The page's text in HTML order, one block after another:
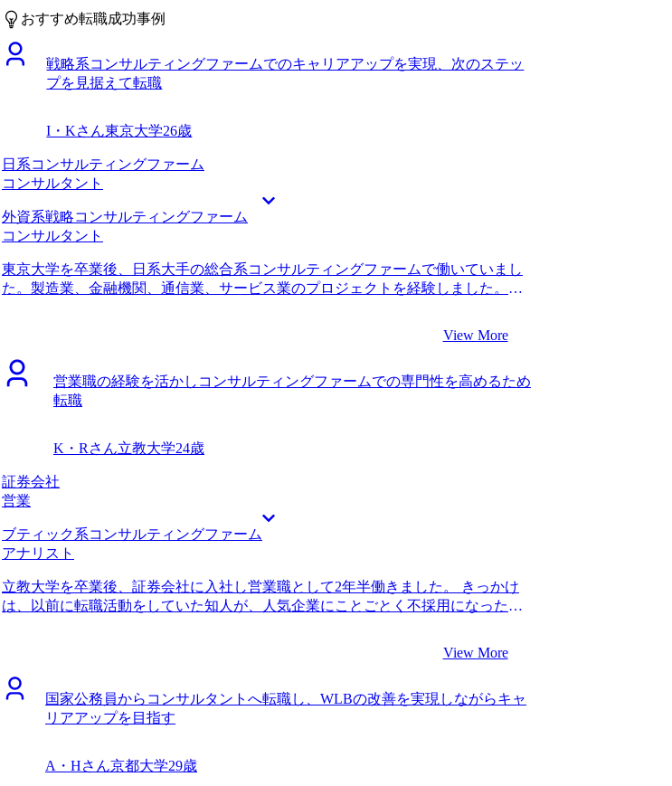
としているエージェントばかりから話を聞いていたので、もっと早く視野を広げ
るべきでした。 転職前は年収600万円、転職後は年収600万円になりました。ベー
ス給与は同じですが、インセンティブの割合が非常に大きい仕事ではあるので、
ここから更に上げていきたいです。 非常に大きなキャリアチェンジとはなります
が、面接を通じて自分でもやっていける自信をつけられました。5年以内に年収1
た。 かなり焦っていたこともあり、当初は突き詰めて考えてはなかったです。人
気のある業界に行こうと思い、なんとなくコンサルタントとSaaS営業を並行して
検討していました。 6社です。 安部さんが証券営業からのコンサル転職実績を実
際にお持ちだったためです。また、過去の候補者の方の事例をもとに、「頑張れ
ン」など、漠然として見えていなかったコンサルティングファームを自分が行け
るかどうかという視点で整理してくださったこともありがたかったです。忖度な
く教えていただけたことで、きちんと依頼人に寄り添ってくれる対応をとってく
れる信頼できるエージェントだと分かり、6社の中からMyVisionさんを選びまし
た。 私のことを思って、多少耳が痛いことでも正直に伝えていただけたことがあ
りがたかったです。当初は一旦大手コンサルティングファームに入れれば良いと
ータを元に教えていただけました。私が一番感謝していることは、長期的なキャ
リアについて一緒に考えていただけたことです。安部さんに相談する以前は、焦
な転職は狙わず、身の丈に合った会社に照準を合わせその中でどれだけ良いオフ
ァーを獲得するかに集中できた点です。今思い返すと失敗した先輩は大手ばかり
受けて落選し、自信を無くして負のスパイラルに陥るという感じだったので、率
直なサポートのおかげで同じ轍を踏まずに済みました。 焦りから近視眼的になり
すぎていた部分があったと反省しています。安部さんのような冷静にアドバイス
800万円、転職後は年収800万円になりました。自分の経験値でまさか年収を維持
したまま転職できるとは思わなかったので、全く不満はありません。 いただいた
評価に見合うように、結果で返していきたいと思っています。日々の業務をしっ
かりとこなし、コンサルタントとして成長していきたいです。
おすすめ転職成功事例
戦略系コンサルティングファームでのキャリアアップを実現、次のステッ
プを見据えて転職
I・Kさん東京大学26歳
日系コンサルティングファーム
コンサルタント
外資系戦略コンサルティングファーム
コンサルタント
東京大学を卒業後、日系大手の総合系コンサルティングファームで働いていまし
た。製造業、金融機関、通信業、サービス業のプロジェクトを経験しました。転
らです。 将来的に事業会社に行くつもりでしたが、もう少しコンサルティングフ
ァームでステップアップしたいと思ったからです。スタートアップに挑戦したい
という考えもあり、リスクを取る前に、もう少し自分のキャリアで分かりやすい
実績を残しておきたいという思いもありました。 3社です。 スピード感とコンサ
と面談をした中で、他社エージェントと比べたときに、もっともスピード感があ
り、またコンサルティングファームを熟知していると感じた点です。コンサルテ
ィングファーム出身の方が中心となって作られた会社だからなのか、普段一緒に
仕事をしているコンサルタントと同じプロトコルやスピード感でコミュニケーシ
ョンを取ることができました。 コンサルティングファームに関する情報提供が頼
りになりました。 私自身はケース面接も含め、特に選考対策は求めていませんで
した。一方で、必要に応じて業界内部の情報を提供してほしいなと思っていまし
報を必要としていたわけではないのですが、必要最小限、かつ的確な情報提供を
してくれました。知人の情報網だけではカバーできないような情報が欲しいとい
スができるだけでなく、転職者の気持ちが分かるコミュニケーション能力の高い
ームを決められたことだと思います。 外から見ている分にはよくわからなかった
戦略系コンサルティングファーム間の違いを、選考中のフローやMyVisionさんの
情報提供に基づき、しっかりと見極めることができたことです。 特にないです。
収900万円になりました。 3年ほど戦略ファームで経験を積んで、1つ職位を上げる
View More
営業職の経験を活かしコンサルティングファームでの専門性を高めるため
転職
K・Rさん立教大学24歳
証券会社
営業
ブティック系コンサルティングファーム
アナリスト
立教大学を卒業後、証券会社に入社し営業職として2年半働きました。 きっかけ
は、以前に転職活動をしていた知人が、人気企業にことごとく不採用になったと
安になったことで転職を決意しました。 コンサル転職を目指したのは、キャリア
アップと市場価値の向上のためです。専門性やITスキルもないですし、営業職か
らコンサル転職がうまくいくというイメージはなかったので、初めはダメ元で話
を聞いてみよう程度の気持ちでした。 しかし、営業職出身でも採用しているファ
す。 山中さんは、初回面談の直後に内定が見込める企業のリストを共有してくれ
ました。そこには第二新卒向けの求人も含まれていて、自分のキャリアでも幅広
View More
国家公務員からコンサルタントへ転職し、WLBの改善を実現しながらキャ
リアアップを目指す
A・Hさん京都大学29歳